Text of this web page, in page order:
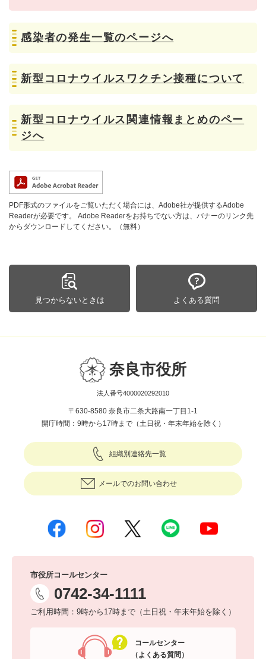
感染者の発生一覧のページへ
新型コロナウイルスワクチン接種について
新型コロナウイルス関連情報まとめのペー
ジへ
PDF形式のファイルをご覧いただく場合には、Adobe社が提供するAdobe
Readerが必要です。
Adobe Readerをお持ちでない方は、バナーのリンク先
からダウンロードしてください。（無料）
見つからないときは よくある質問
奈良市役所
法人番号4000020292010
〒630-8580 奈良市二条大路南一丁目1-1
開庁時間：9時から17時まで（土日祝・年末年始を除く）
組織別連絡先一覧
メールでのお問い合わせ
市役所コールセンター
0742-34-1111
ご利用時間：9時から17時まで（土日祝・年末年始を除く）
コールセンター
（よくある質問）